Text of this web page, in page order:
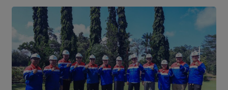
antisipasi kekeringan. Upaya tersebut
meliputi rehabilitasi jaringan irigasi,
optimasi […]